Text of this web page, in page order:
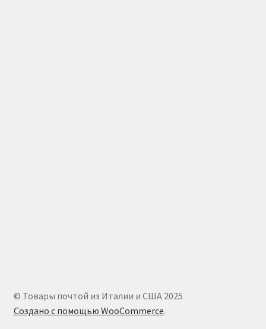
© Товары почтой из Италии и США 2025
Создано с помощью WooCommerce.